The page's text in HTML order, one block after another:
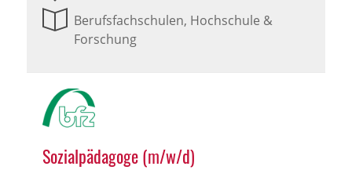
Berufsfachschulen, Hochschule &
Forschung
Sozialpädagoge (m/w/d)